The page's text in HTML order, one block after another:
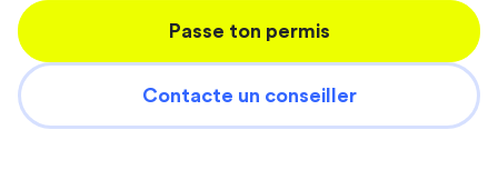
Passe ton permis
Contacte un conseiller